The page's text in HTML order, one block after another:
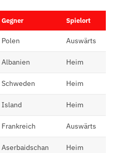
Gegner Spielort
Polen Auswärts
Albanien Heim
Schweden Heim
Island Heim
Frankreich Auswärts
Aserbaidschan Heim